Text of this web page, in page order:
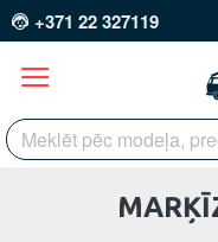
+371 22 327119